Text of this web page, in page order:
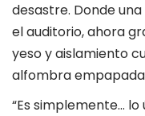
desastre. Donde
el auditorio, ahora
yeso y aislamiento
alfombra empapada
“Es simplemente… lo